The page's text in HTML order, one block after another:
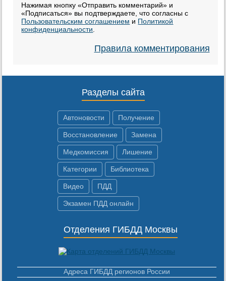
Нажимая кнопку «Отправить комментарий» и
«Подписаться» вы подтверждаете, что согласны с
Пользовательским соглашением и Политикой
конфиденциальности
Правила комментирования
Разделы сайта
Автоновости Получение
Восстановление Замена
Медкомиссия Лишение
Категории Библиотека
Видео ПДД
Экзамен ПДД онлайн
Отделения ГИБДД Москвы
Адреса ГИБДД регионов России